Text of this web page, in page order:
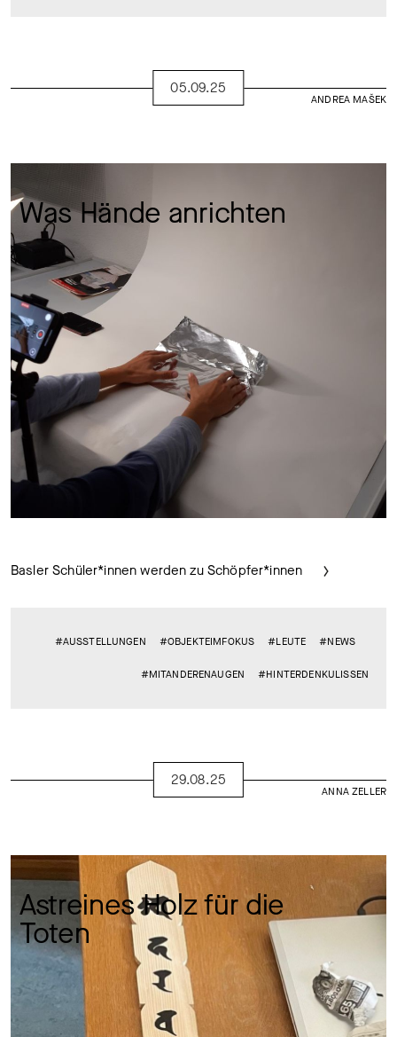
ANDREA MAŠEK
05.09.25
Was Hände anrichten
Basler Schüler*innen werden zu Schöpfer*innen
#AUSSTELLUNGEN #OBJEKTEIMFOKUS #LEUTE #NEWS
#MITANDERENAUGEN #HINTERDENKULISSEN
ANNA ZELLER
29.08.25
Astreines Holz für die
Toten